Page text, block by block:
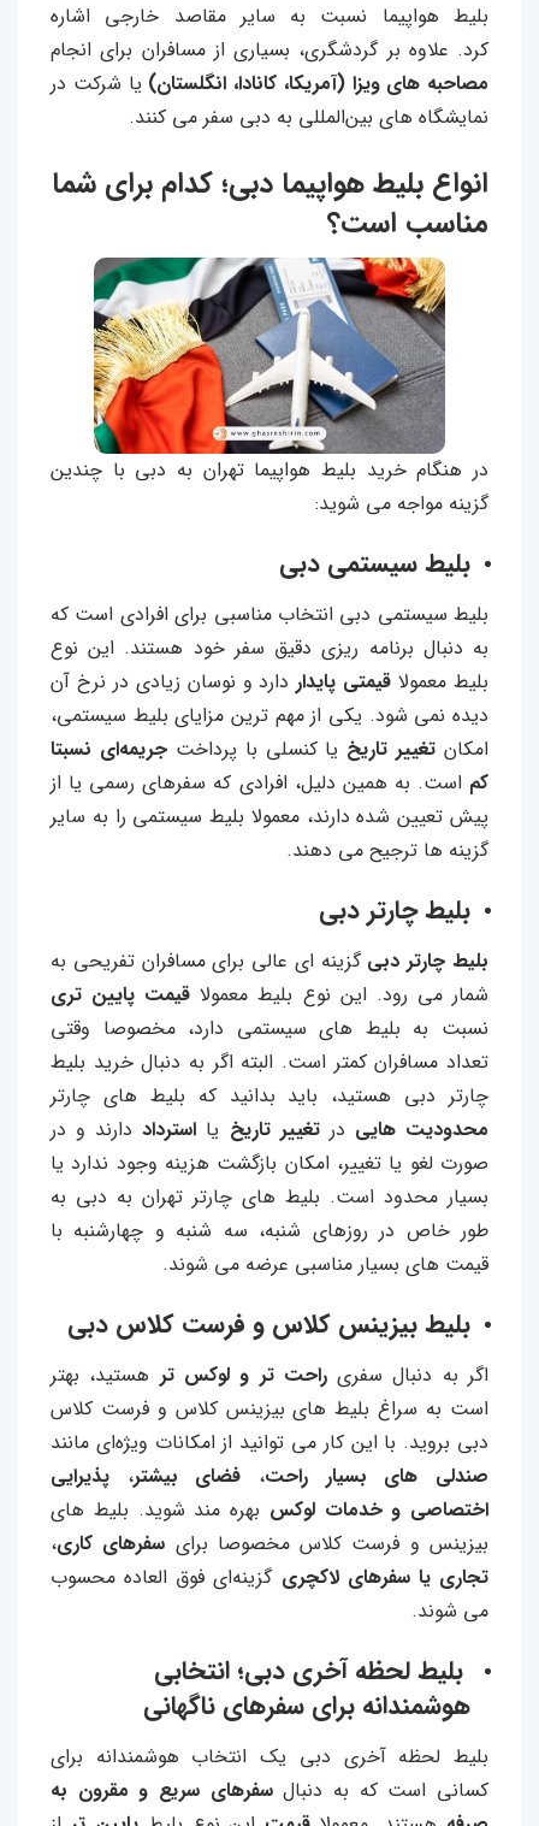
بلیط هواپیما نسبت به سایر مقاصد خارجی اشاره
کرد. علاوه بر گردشگری، بسیاری از مسافران برای انجام
مصاحبه‌ های ویزا (آمریکا، کانادا، انگلستان) یا شرکت در
نمایشگاه‌ های بین‌المللی به دبی سفر می‌ کنند.
انواع بلیط هواپیما دبی؛ کدام برای شما
مناسب است؟
در هنگام خرید بلیط هواپیما تهران به دبی با چندین
گزینه مواجه می شوید:
بلیط سیستمی دبی
بلیط سیستمی دبی انتخاب مناسبی برای افرادی است که
به دنبال برنامه‌ ریزی دقیق سفر خود هستند. این نوع
بلیط معمولا قیمتی پایداردارد و نوسان زیادی در نرخ آن
دیده نمی‌ شود. یکی از مهم‌ ترین مزایای بلیط سیستمی،
امکان تغییر تاریخ یا کنسلی با پرداختجریمه‌ای نسبتا
کم است. به همین دلیل، افرادی که سفرهای رسمی یا از
پیش تعیین‌ شده دارند، معمولا بلیط سیستمی را به سایر
گزینه‌ ها ترجیح می‌ دهند.
بلیط چارتر دبی
بلیط چارتر دبی گزینه ای عالی برای مسافران تفریحی به
شمار می‌ رود. این نوع بلیط معمولا قیمت پایین‌ تری
نسبت به بلیط‌ های سیستمی دارد، مخصوصا وقتی
تعداد مسافران کمتر است. البته اگر به دنبال خرید بلیط
چارتر دبی هستید، باید بدانید که بلیط‌ های چارتر
محدودیت‌ هایی درتغییر تاریخ یا استرداددارند و در
صورت لغو یا تغییر، امکان بازگشت هزینه وجود ندارد یا
بسیار محدود است. بلیط‌ های چارتر تهران به دبی به
طور خاص در روزهای شنبه، سه‌ شنبه و چهارشنبه با
قیمت‌ های بسیار مناسبی عرضه می‌ شوند.
بلیط بیزینس کلاس و فرست کلاس دبی
اگر به دنبال سفریراحت‌ تر و لوکس‌ تر هستید، بهتر
است به سراغ بلیط های بیزینس کلاس و فرست کلاس
دبی بروید. با این کار می توانید از امکانات ویژه‌ای مانند
صندلی‌ های بسیار راحت، فضای بیشتر، پذیرایی
اختصاصی و خدمات لوکس بهره مند شوید. بلیط‌ های
بیزینس و فرست کلاس مخصوصا برای سفرهای کاری،
تجاری یا سفرهای لاکچریگزینه‌ای فوق‌ العاده محسوب
می‌ شوند.
بلیط لحظه آخری دبی؛ انتخابی
هوشمندانه برای سفرهای ناگهانی
بلیط لحظه آخری دبی یک انتخاب هوشمندانه برای
کسانی است که به دنبالسفرهای سریع و مقرون‌ به‌